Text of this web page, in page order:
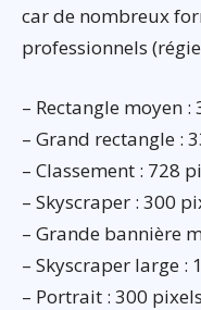
car de nombreux
professionnels
– Rectangle moyen
– Grand rectangle :
– Classement : 728
– Skyscraper : 300
– Grande bannière
– Skyscraper large :
– Portrait : 300